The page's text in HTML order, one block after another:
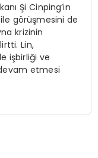
Şi Cinping’in
görüşmesini de
krizinin
Lin,
işbirliği ve
etmesi